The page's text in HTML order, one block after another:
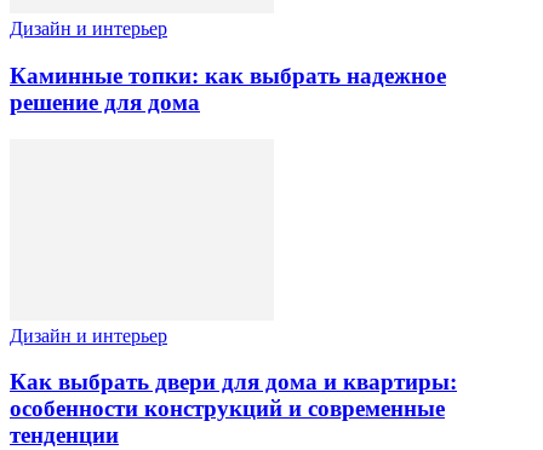
Дизайн и интерьер
Каминные топки: как выбрать надежное
решение для дома
Дизайн и интерьер
Как выбрать двери для дома и квартиры:
особенности конструкций и современные
тенденции